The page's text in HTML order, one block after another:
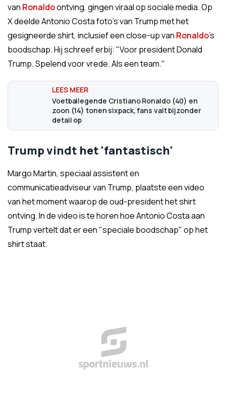
van Ronaldoontving, gingen viraal op sociale media. Op
X deelde Antonio Costa foto's van Trump met het
gesigneerde shirt, inclusief een close-up van Ronaldo's
boodschap. Hij schreef erbij: "Voor president Donald
Trump. Spelend voor vrede. Als een team."
Voetballegende Cristiano Ronaldo (40) en
zoon (14) tonen sixpack, fans valt bijzonder
detail op
Trump vindt het 'fantastisch'
Margo Martin, speciaal assistent en
communicatieadviseur van Trump, plaatste een video
van het moment waarop de oud-president het shirt
ontving. In de video is te horen hoe Antonio Costa aan
Trump vertelt dat er een "speciale boodschap" op het
shirt staat.